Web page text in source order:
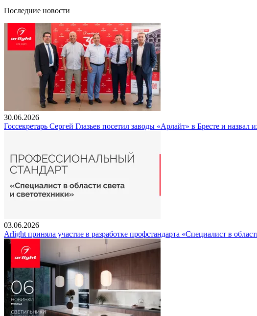
Последние новости
30.06.2026
Госсекретарь Сергей Глазьев посетил заводы «Арлайт» в Бресте и
03.06.2026
Arlight приняла участие в разработке профстандарта «Специалист в